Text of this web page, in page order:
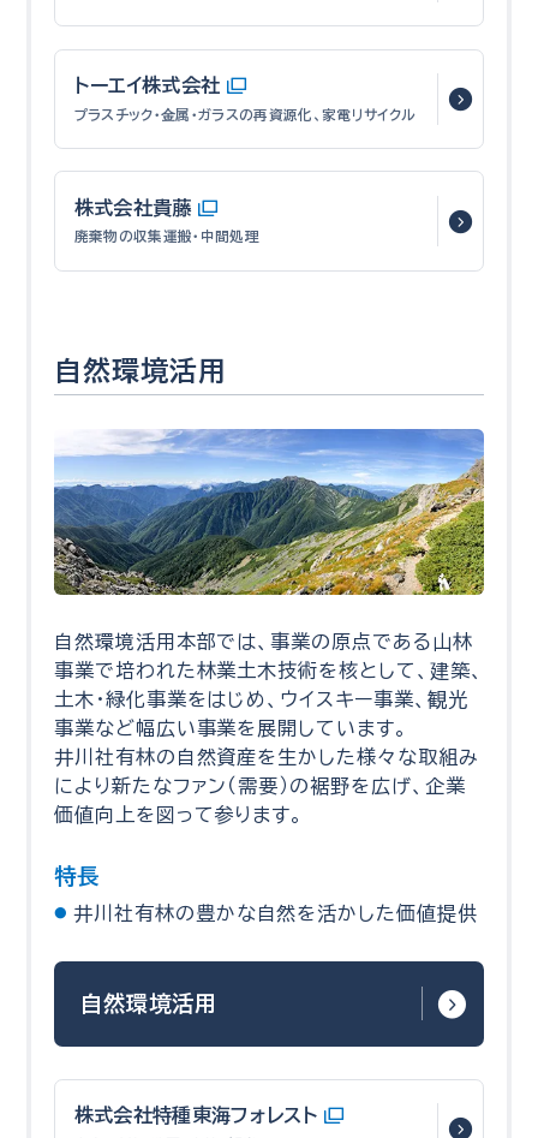
トーエイ株式会社
プラスチック・⾦属・ガラスの再資源化、 家電リサイクル
株式会社貴藤
廃棄物の収集運搬・中間処理
自然環境活用
自然環境活用本部では、事業の原点である山林
事業で培われた林業土木技術を核として、建築、
土木・緑化事業をはじめ、ウイスキー事業、観光
事業など幅広い事業を展開しています。
井川社有林の自然資産を生かした様々な取組み
により新たなファン（需要）の裾野を広げ、企業
価値向上を図って参ります。
特長
井川社有林の豊かな自然を活かした価値提供
自然環境活用
株式会社特種東海フォレスト